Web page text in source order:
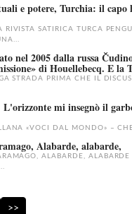
e potere, Turchia: il capo
RIVISTA SATIRICA TURCA
nel 2005 dalla russa
di Houellebecq. E la
STRADA PRIMA CHE IL
mi insegnò il
«VOCI DAL MONDO» –
Alabarde, alabarde,
ALABARDE,
>>